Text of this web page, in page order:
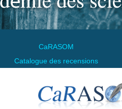
CaRASOM
Catalogue des recensions